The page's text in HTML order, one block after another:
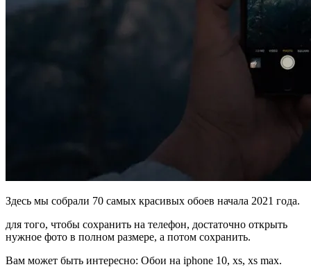
Здесь мы собрали 70 самых красивых обоев начала 2021 года.
для того, чтобы сохранить на телефон, достаточно открыть
нужное фото в полном размере, а потом сохранить.
Вам может быть интересно: Обои на iphone 10, xs, xs max.